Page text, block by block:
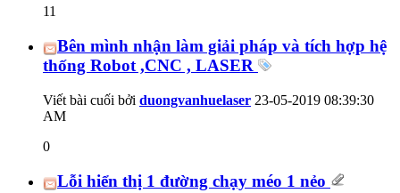
11
Bên mình nhận làm giải pháp và tích hợp hệ
thống Robot ,CNC , LASER
Viết bài cuối bởi duongvanhuelaser 23-05-2019 08:39:30
AM
0
Lỗi hiển thị 1 đường chạy méo 1 nẻo